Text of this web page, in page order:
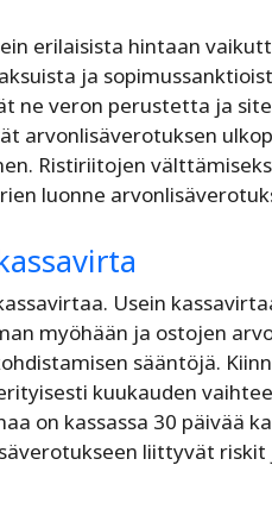
erilaisista hintaan
ja
ne veron perustetta ja
arvonlisäverotuksen
Ristiriitojen
luonne
Usein
myöhään ja ostojen
sääntöjä.
kuukauden
on kassassa 30 päivää
liittyvät